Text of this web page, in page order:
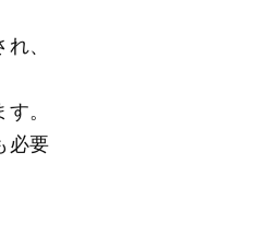
、
。
必要